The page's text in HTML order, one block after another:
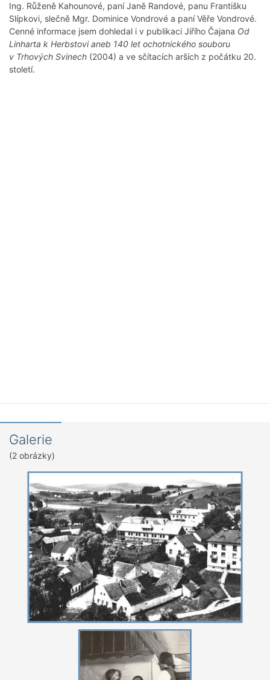
Ing. Růženě Kahounové, paní Janě Randové, panu Františku
Slípkovi, slečně Mgr. Dominice Vondrové a paní Věře Vondrové.
Cenné informace jsem dohledal i v publikaci Jiřího Čajana Od
Linharta k Herbstovi aneb 140 let ochotnického souboru
v Trhových Svinech (2004) a ve sčítacích arších z počátku 20.
století.
Galerie
(2 obrázky)